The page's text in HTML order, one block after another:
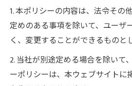
1. 本ポリシーの内容は、法令その
定めのある事項を除いて、ユーザ
く、変更することができるものと
2. 当社が別途定める場合を除いて
ーポリシーは、本ウェブサイトに